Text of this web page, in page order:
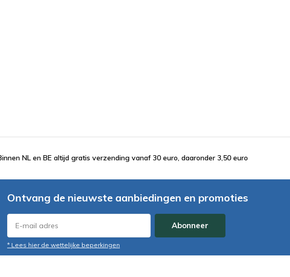
NL en BE altijd gratis verzending vanaf 30 euro, daaronder 3,50 euro
Ontvang de nieuwste aanbiedingen en promoties
Abonneer
* Lees hier de wettelijke beperkingen